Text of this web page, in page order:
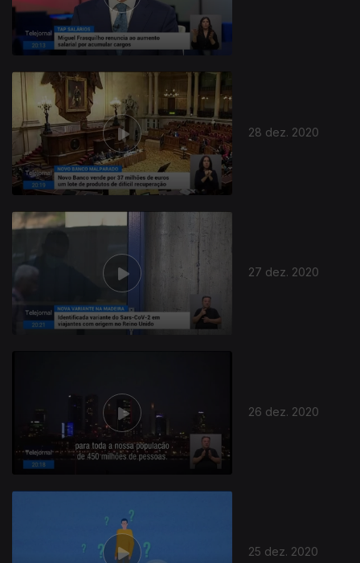
28 dez. 2020
27 dez. 2020
26 dez. 2020
25 dez. 2020